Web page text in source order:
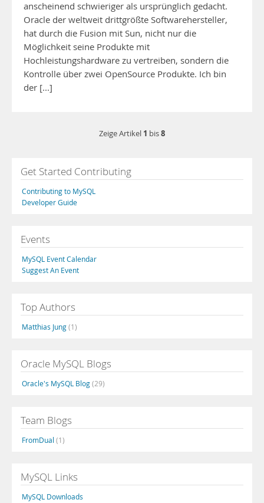
anscheinend schwieriger als ursprünglich gedacht.
Oracle der weltweit drittgrößte Softwarehersteller,
hat durch die Fusion mit Sun, nicht nur die
Möglichkeit seine Produkte mit
Hochleistungshardware zu vertreiben, sondern die
Kontrolle über zwei OpenSource Produkte. Ich bin
der [...]
Zeige Artikel 1 bis8
Get Started Contributing
Contributing to MySQL
Developer Guide
Events
MySQL Event Calendar
Suggest An Event
Top Authors
Matthias Jung(1)
Oracle MySQL Blogs
Oracle's MySQL Blog(29)
Team Blogs
FromDual (1)
MySQL Links
MySQL Downloads